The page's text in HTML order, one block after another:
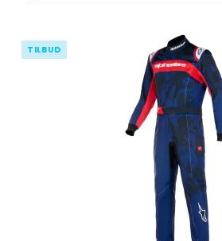
TILBUD